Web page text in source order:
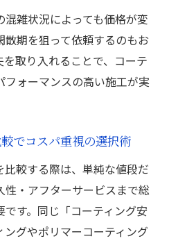
雑状況によっても価格が変
期を狙って依頼するのもお
取り入れることで、コーテ
ォーマンスの高い施工が実
でコスパ重視の選択術
較する際は、単純な値段だ
・アフターサービスまで総
す。同じ「コーティング安
グやポリマーコーティング